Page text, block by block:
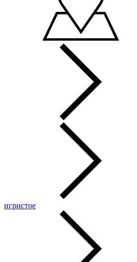
игристое